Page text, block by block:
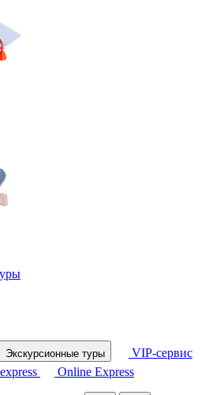
Экскурсионные туры
VIP-сервис
Online Express